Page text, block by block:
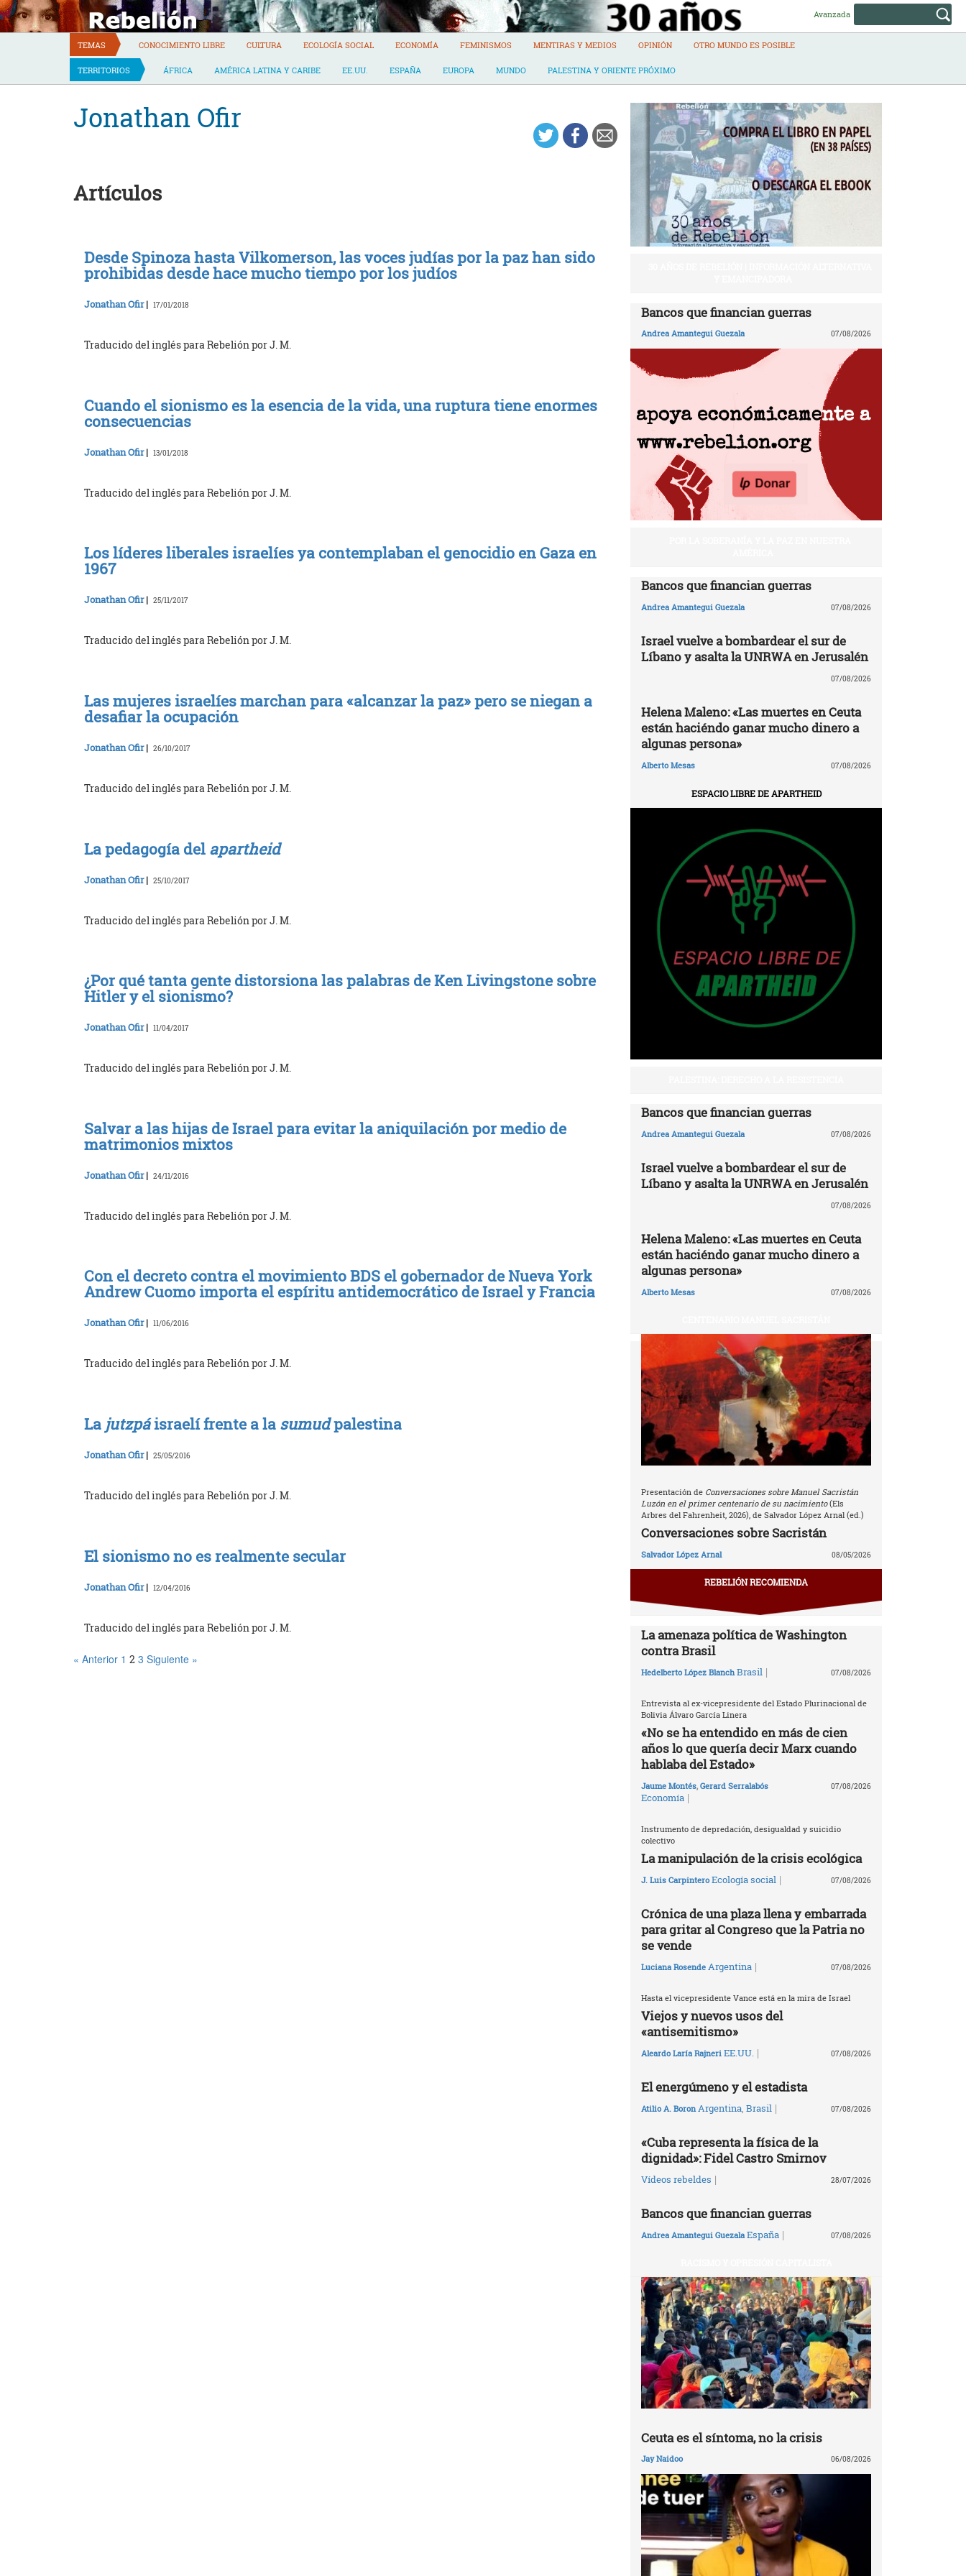
Skip
to
content
Avanzada
TEMAS CONOCIMIENTO LIBRE CULTURA ECOLOGÍA SOCIAL ECONOMÍA FEMINISMOS MENTIRAS Y MEDIOS OPINIÓN OTRO MUNDO ES POSIBLE
TERRITORIOS ÁFRICA AMÉRICA LATINA Y CARIBE EE.UU. ESPAÑA EUROPA MUNDO PALESTINA Y ORIENTE PRÓXIMO
Jonathan Ofir
Artículos
Desde Spinoza hasta Vilkomerson, las voces judías por la paz han sido
prohibidas desde hace mucho tiempo por los judíos
Jonathan Ofir| 17/01/2018
Traducido del inglés para Rebelión por J. M.
Cuando el sionismo es la esencia de la vida, una ruptura tiene enormes
consecuencias
Jonathan Ofir| 13/01/2018
Traducido del inglés para Rebelión por J. M.
Los líderes liberales israelíes ya contemplaban el genocidio en Gaza en
1967
Jonathan Ofir| 25/11/2017
Traducido del inglés para Rebelión por J. M.
Las mujeres israelíes marchan para «alcanzar la paz» pero se niegan a
desafiar la ocupación
Jonathan Ofir| 26/10/2017
Traducido del inglés para Rebelión por J. M.
La pedagogía del apartheid
Jonathan Ofir| 25/10/2017
Traducido del inglés para Rebelión por J. M.
¿Por qué tanta gente distorsiona las palabras de Ken Livingstone sobre
Hitler y el sionismo?
Jonathan Ofir| 11/04/2017
Traducido del inglés para Rebelión por J. M.
Salvar a las hijas de Israel para evitar la aniquilación por medio de
matrimonios mixtos
Jonathan Ofir| 24/11/2016
Traducido del inglés para Rebelión por J. M.
Con el decreto contra el movimiento BDS el gobernador de Nueva York
Andrew Cuomo importa el espíritu antidemocrático de Israel y Francia
Jonathan Ofir| 11/06/2016
Traducido del inglés para Rebelión por J. M.
La jutzpáisraelí frente a la sumudpalestina
Jonathan Ofir| 25/05/2016
Traducido del inglés para Rebelión por J. M.
El sionismo no es realmente secular
Jonathan Ofir| 12/04/2016
Traducido del inglés para Rebelión por J. M.
« Anterior 1 2 3 Siguiente »
Bancos que financian guerras
Andrea Amantegui Guezala 07/08/2026
Bancos que financian guerras
Andrea Amantegui Guezala 07/08/2026
Israel vuelve a bombardear el sur de
Líbano y asalta la UNRWA en Jerusalén
07/08/2026
Helena Maleno: «Las muertes en Ceuta
están haciéndo ganar mucho dinero a
algunas persona»
Alberto Mesas 07/08/2026
ESPACIO LIBRE DE APARTHEID
Bancos que financian guerras
Andrea Amantegui Guezala 07/08/2026
Israel vuelve a bombardear el sur de
Líbano y asalta la UNRWA en Jerusalén
07/08/2026
Helena Maleno: «Las muertes en Ceuta
están haciéndo ganar mucho dinero a
algunas persona»
Alberto Mesas 07/08/2026
Presentación de Conversaciones sobre Manuel Sacristán
Luzón en el primer centenario de su nacimiento(Els
Arbres del Fahrenheit, 2026), de Salvador López Arnal (ed.)
Conversaciones sobre Sacristán
Salvador López Arnal 08/05/2026
REBELIÓN RECOMIENDA
La amenaza política de Washington
contra Brasil
Hedelberto López Blanch Brasil | 07/08/2026
Entrevista al ex-vicepresidente del Estado Plurinacional de
Bolivia Álvaro García Linera
«No se ha entendido en más de cien
años lo que quería decir Marx cuando
hablaba del Estado»
Jaume Montés, Gerard Serralabós
Economía |
07/08/2026
Instrumento de depredación, desigualdad y suicidio
colectivo
La manipulación de la crisis ecológica
J. Luis Carpintero Ecología social | 07/08/2026
Crónica de una plaza llena y embarrada
para gritar al Congreso que la Patria no
se vende
Luciana Rosende Argentina | 07/08/2026
Hasta el vicepresidente Vance está en la mira de Israel
Viejos y nuevos usos del
«antisemitismo»
Aleardo Laría Rajneri EE.UU. | 07/08/2026
El energúmeno y el estadista
Atilio A. Boron Argentina Brasil | 07/08/2026
«Cuba representa la física de la
dignidad»: Fidel Castro Smirnov
Vídeos rebeldes | 28/07/2026
Bancos que financian guerras
Andrea Amantegui Guezala España | 07/08/2026
Ceuta es el síntoma, no la crisis
Jay Naidoo 06/08/2026